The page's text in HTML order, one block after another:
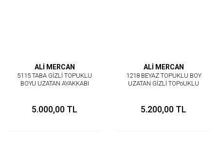
ALİ MERCAN
5115 TABA GİZLİ TOPUKLU
BOYU UZATAN AYAKKABI
5.000,00 TL
ALİ MERCAN
1218 BEYAZ TOPUKLU BOY
UZATAN GİZLİ TOPoUKLU
5.200,00 TL